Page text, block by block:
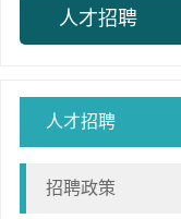
人才招聘
人才招聘
招聘政策